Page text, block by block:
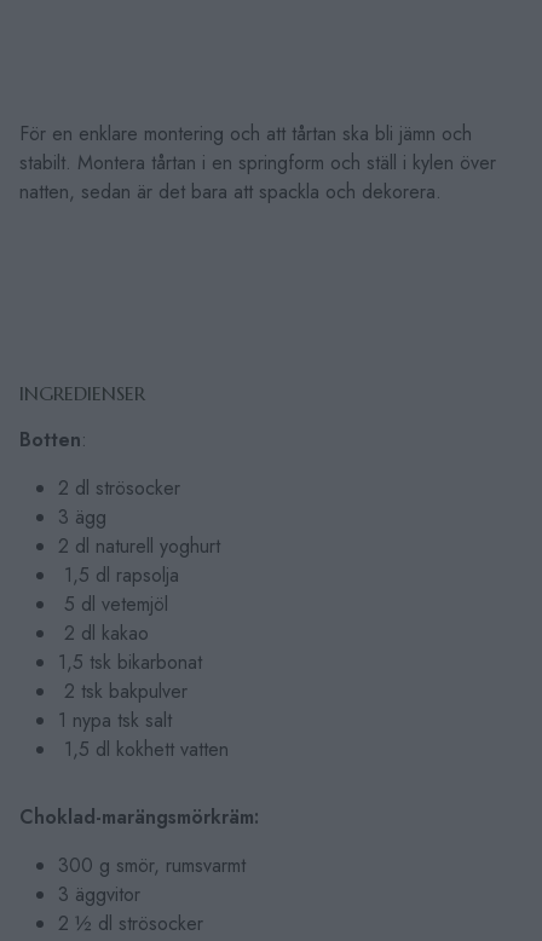
För en enklare montering och att tårtan ska bli jämn och
stabilt. Montera tårtan i en springform och ställ i kylen över
natten, sedan är det bara att spackla och dekorera.
INGREDIENSER
Botten:
2 dl strösocker
3 ägg
2 dl naturell yoghurt
1,5 dl rapsolja
5 dl vetemjöl
2 dl kakao
1,5 tsk bikarbonat
2 tsk bakpulver
1 nypa tsk salt
1,5 dl kokhett vatten
Choklad-marängsmörkräm:
300 g smör, rumsvarmt
3 äggvitor
2 ½ dl strösocker